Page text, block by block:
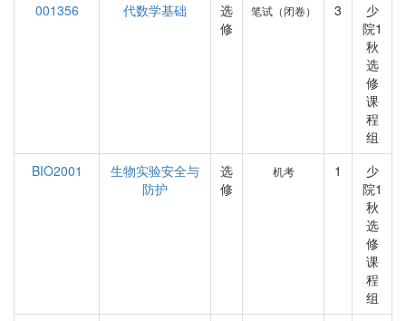
001356
代数学基础
选
修
笔试（闭卷） 3
少
院1
秋
选
修
课
程
组
BIO2001
生物实验安全与
防护
选
修
机考 1
少
院1
秋
选
修
课
程
组